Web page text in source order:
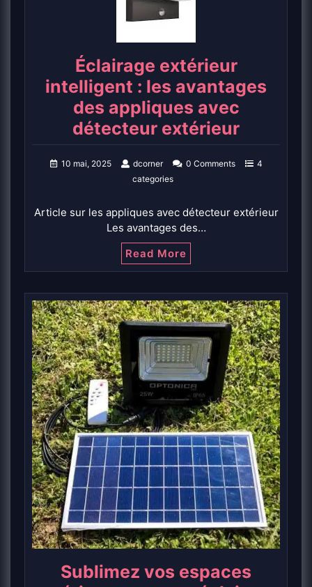
Éclairage extérieur
intelligent : les avantages
des appliques avec
détecteur extérieur
10 mai, 2025 dcorner 0 Comments
4
categories
Article sur les appliques avec détecteur extérieur
Les avantages des…
Read More
Sublimez vos espaces